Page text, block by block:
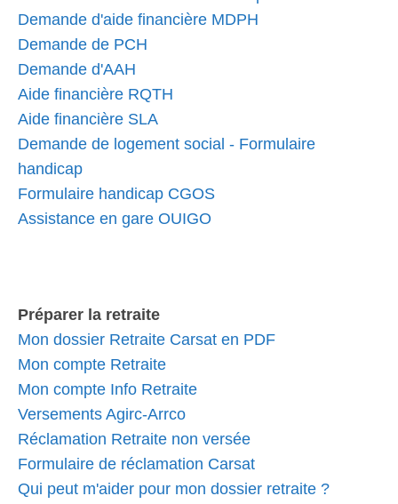
Demande d'aide financière MDPH
Demande de PCH
Demande d'AAH
Aide financière RQTH
Aide financière SLA
Demande de logement social - Formulaire
handicap
Formulaire handicap CGOS
Assistance en gare OUIGO
Préparer la retraite
Mon dossier Retraite Carsat en PDF
Mon compte Retraite
Mon compte Info Retraite
Versements Agirc-Arrco
Réclamation Retraite non versée
Formulaire de réclamation Carsat
Qui peut m'aider pour mon dossier retraite ?